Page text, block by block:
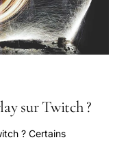
sur Twitch ?​
? Certains